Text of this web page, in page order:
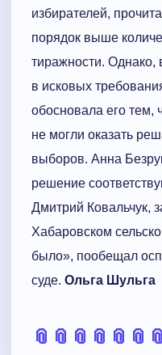
избирателей,
порядок выше
тиражности. Однако,
в исковых
обосновала его
не могли оказать
выборов. Анна
решение
Дмитрий Ковальчук,
Хабаровском
было», пообещал
суде. Ольга Шульга
📎 📎 📎 📎 📎 📎 📎